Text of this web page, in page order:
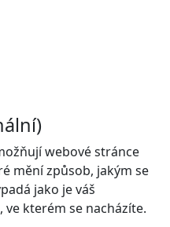
webové stránce
mění způsob, jakým se
jako je váš
kterém se nacházíte.